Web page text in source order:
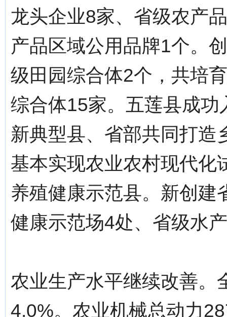
龙头企业8家、省级农产
产品区域公用品牌1个。
级田园综合体2个，共培
综合体15家。五莲县成
新典型县、省部共同打造
基本实现农业农村现代化
养殖健康示范县。新创建
健康示范场4处、省级水
农业生产水平继续改善。
4.0%。农业机械总动力